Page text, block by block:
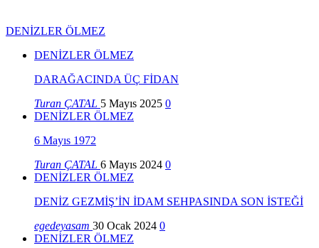
DENİZLER ÖLMEZ
DENİZLER ÖLMEZ
DARAĞACINDA ÜÇ FİDAN
Turan ÇATAL 5 Mayıs 2025 0
DENİZLER ÖLMEZ
6 Mayıs 1972
Turan ÇATAL 6 Mayıs 2024 0
DENİZLER ÖLMEZ
DENİZ GEZMİŞ’İN İDAM SEHPASINDA SON İSTEĞİ
egedeyasam 30 Ocak 2024 0
DENİZLER ÖLMEZ